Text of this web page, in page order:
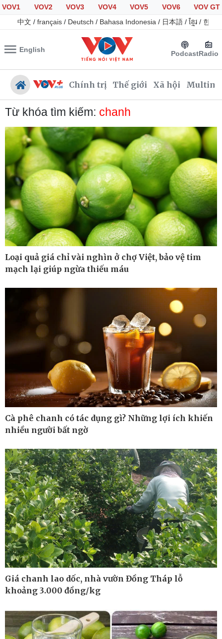
VOV1 VOV2 VOV3 VOV4 VOV5 VOV6
VOV GT
中文 / français / Deutsch / Bahasa Indonesia / 日本語 / ខ្មែរ / 한국
English PodcastRadio
Chính trị Thế giới Xã hội
Chính trị
Đảng
Tổ chức nhân sự
Quốc hội
Nhận diện sự thật
Xã hội
Tin 24h
Giáo dục
Dự báo thời tiết
Dấu ấn VOV
Việc làm
Biển đảo
Thế giới
Cuộc sống đó đây
Hồ sơ
Multimedia
Video
E-Magazine
Infographic
Từ khóa tìm kiếm: chanh
Loại quả giá chỉ vài nghìn ở chợ Việt, bảo vệ tim
mạch lại giúp ngừa thiếu máu
Cà phê chanh có tác dụng gì? Những lợi ích khiến
nhiều người bất ngờ
Giá chanh lao dốc, nhà vườn Đồng Tháp lỗ
khoảng 3.000 đồng/kg